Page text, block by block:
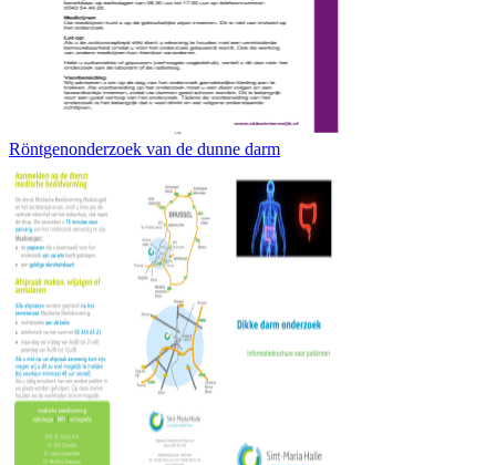
Röntgenonderzoek van de dunne darm